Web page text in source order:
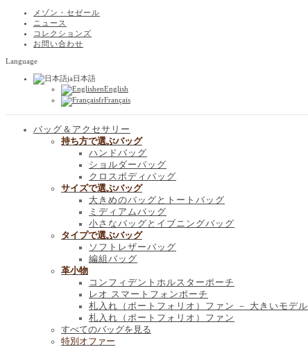
メゾン・セゼール
ニュース
コレクションズ
お問い合わせ
Language
ja日本語
enEnglish
frFrançais
バッグ＆アクセサリー
持ち方で選ぶバッグ
ハンドバッグ
ショルダーバッグ
クロスボディバッグ
サイズで選ぶバッグ
大きめのバッグとトートバッグ
ミディアムバッグ
小さなバッグとイブニングバッグ
タイプで選ぶバッグ
ソフトレザーバッグ
編組バッグ
革小物
コンフィデントホルスターポーチ
レオ スマートフォンポーチ
札入れ（ポートフォリオ）ファン － 大きいモデル
札入れ（ポートフォリオ）ファン
すべてのバッグを見る
特別オファー